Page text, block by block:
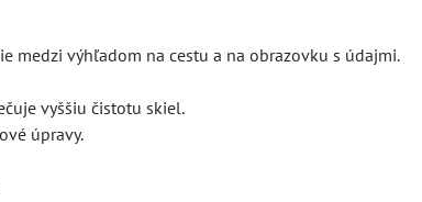
medzi výhľadom na cestu a na obrazovku s údajmi.
vyššiu čistotu skiel.
úpravy.